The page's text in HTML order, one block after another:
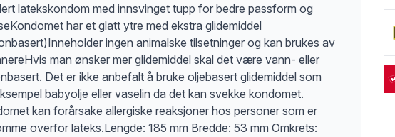
latekskondom med innsvinget tupp for bedre passform og
har et glatt ytre med ekstra glidemiddel
ingen animalske tilsetninger og kan brukes av
man ønsker mer glidemiddel skal det være vann- eller
Det er ikke anbefalt å bruke oljebasert glidemiddel som
babyolje eller vaselin da det kan svekke kondomet.
kan forårsake allergiske reaksjoner hos personer som er
overfor lateks.Lengde: 185 mm Bredde: 53 mm Omkrets: